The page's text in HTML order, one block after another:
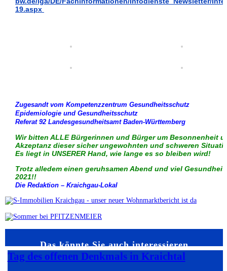
19.aspx
Zugesandt vom Kompetenzzentrum Gesundheitsschutz
Epidemiologie und Gesundheitsschutz
Referat 92 Landesgesundheitsamt Baden-Württemberg
Wir bitten ALLE Bürgerinnen und Bürger um Besonnenheit
Akzeptanz dieser sicher ungewohnten und schweren
Es liegt in UNSERER Hand, wie lange es so bleiben wird!
Trotz alledem einen geruhsamen Abend und viel Gesundheit
2021!!
Die Redaktion – Kraichgau-Lokal
Das könnte Sie auch interessieren…
Tag des offenen Denkmals in Kraichtal